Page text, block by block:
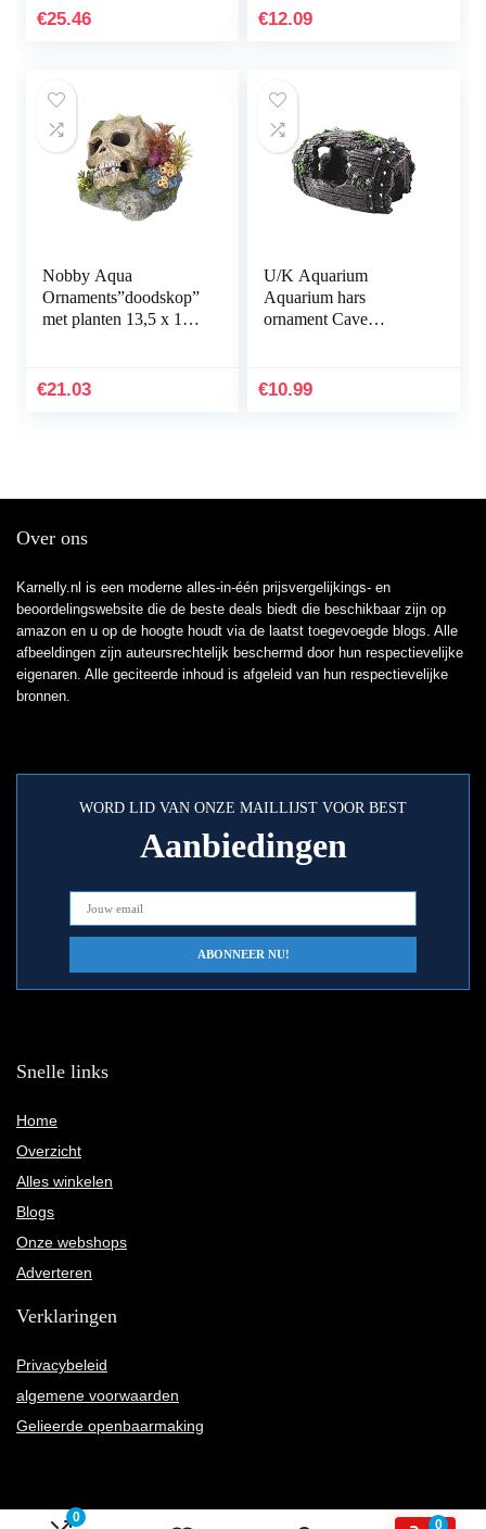
0
0
€25.46
permanent marker…
€12.09
Nobby Aqua
Ornaments”doodskop”
met planten 13,5 x 13,5
€21.03
U/K Aquarium
Aquarium hars
ornament Cave
decor zwart M
€10.99
Over ons
Karnelly.nl is een moderne alles-in-één prijsvergelijkings- en
beoordelingswebsite die de beste deals biedt die beschikbaar zijn op
amazon en u op de hoogte houdt via de laatst toegevoegde blogs. Alle
afbeeldingen zijn auteursrechtelijk beschermd door hun respectievelijke
eigenaren. Alle geciteerde inhoud is afgeleid van hun respectievelijke
bronnen.
WORD LID VAN ONZE MAILLIJST VOOR BEST
Aanbiedingen
Snelle links
Home
Overzicht
Alles winkelen
Blogs
Onze webshops
Adverteren
Verklaringen
Privacybeleid
algemene voorwaarden
Gelieerde openbaarmaking